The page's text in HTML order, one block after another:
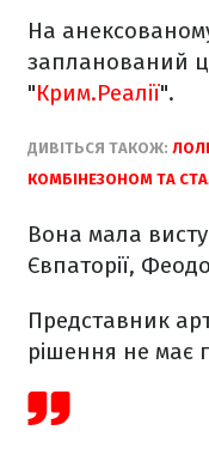
На
запланований
"Крим.Реалії".
ДИВІТЬСЯ ТАКОЖ:
КОМБІНЕЗОНОМ ТА
Вона мала
Євпаторії,
Представник
рішення не має